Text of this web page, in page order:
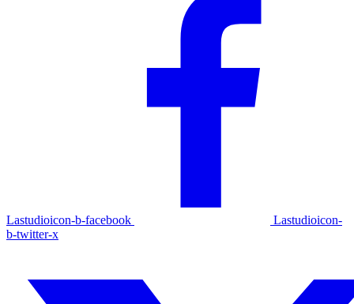
Lastudioicon-b-facebook
Lastudioicon-
b-twitter-x